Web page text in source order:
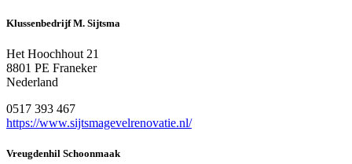
Klussenbedrijf M. Sijtsma
Het Hoochhout 21
8801 PE Franeker
Nederland
0517 393 467
https://www.sijtsmagevelrenovatie.nl/
Vreugdenhil Schoonmaak